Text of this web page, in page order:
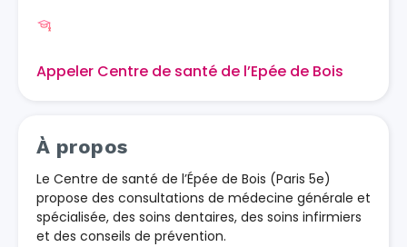
Appeler Centre de santé de l’Epée de Bois
À propos
Le Centre de santé de l’Épée de Bois (Paris 5e)
propose des consultations de médecine générale et
spécialisée, des soins dentaires, des soins infirmiers
et des conseils de prévention.